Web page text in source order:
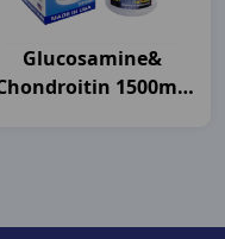
Glucosamine&
1500mg